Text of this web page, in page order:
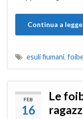
Continua a
esuli fiumani,
FEB
16
Le